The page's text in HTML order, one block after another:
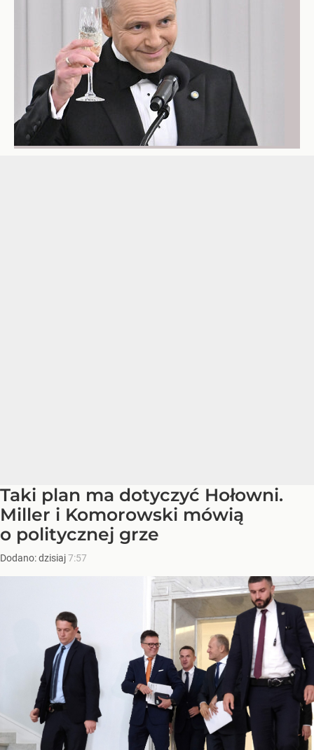
Taki plan ma dotyczyć Hołowni.
Miller i Komorowski mówią
o politycznej grze
Dodano:dzisiaj7:57